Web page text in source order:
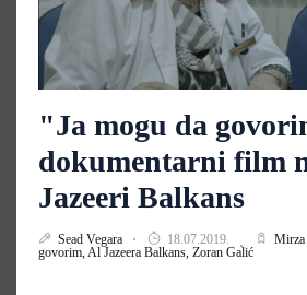
"Ja mogu da
dokumentarni film
Jazeeri Balkans
Sead Vegara 18.07.2019. Mirza
govorim, Al Jazeera Balkans, Zoran Galić